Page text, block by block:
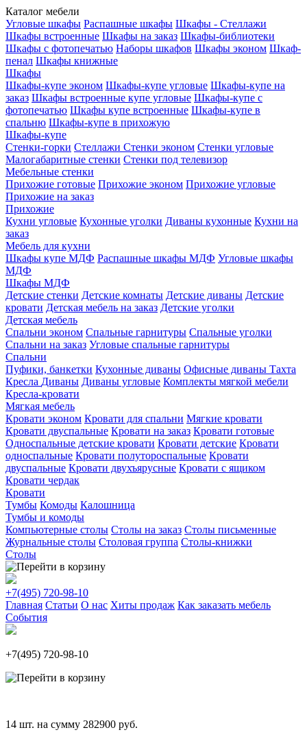
Каталог мебели
Угловые шкафы Распашные шкафы Шкафы - Стеллажи
Шкафы встроенные Шкафы на заказ Шкафы-библиотеки
Шкафы с фотопечатью Наборы шкафов Шкафы эконом Шкаф-
пенал Шкафы книжные
Шкафы
Шкафы-купе эконом Шкафы-купе угловые Шкафы-купе на
заказ Шкафы встроенные купе угловые Шкафы-купе с
фотопечатью Шкафы купе встроенные Шкафы-купе в
спальню Шкафы-купе в прихожую
Шкафы-купе
Стенки-горки Стеллажи Стенки эконом Стенки угловые
Малогабаритные стенки Стенки под телевизор
Мебельные стенки
Прихожие готовые Прихожие эконом Прихожие угловые
Прихожие на заказ
Прихожие
Кухни угловые Кухонные уголки Диваны кухонные Кухни на
заказ
Мебель для кухни
Шкафы купе МДФ Распашные шкафы МДФ Угловые шкафы
МДФ
Шкафы МДФ
Детские стенки Детские комнаты Детские диваны Детские
кровати Детская мебель на заказ Детские уголки
Детская мебель
Спальни эконом Спальные гарнитуры Спальные уголки
Спальни на заказ Угловые спальные гарнитуры
Спальни
Пуфики, банкетки Кухонные диваны Офисные диваны Тахта
Кресла Диваны Диваны угловые Комплекты мягкой мебели
Кресла-кровати
Мягкая мебель
Кровати эконом Кровати для спальни Мягкие кровати
Кровати двуспальные Кровати на заказ Кровати готовые
Односпальные детские кровати Кровати детские Кровати
односпальные Кровати полутороспальные Кровати
двуспальные Кровати двухъярусные Кровати с ящиком
Кровати чердак
Кровати
Тумбы Комоды Калошница
Тумбы и комоды
Компьютерные столы Столы на заказ Столы письменные
Журнальные столы Столовая группа Столы-книжки
Столы
+7(495) 720-98-10
Главная Статьи О нас Хиты продаж Как заказать мебель
События
+7(495) 720-98-10
14 шт. на сумму 282900 руб.